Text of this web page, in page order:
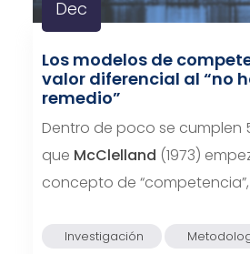
Dec
Los modelos de
valor diferencial al “no
remedio”
Dentro de poco se cumplen
que McClelland (1973)
concepto de
Investigación